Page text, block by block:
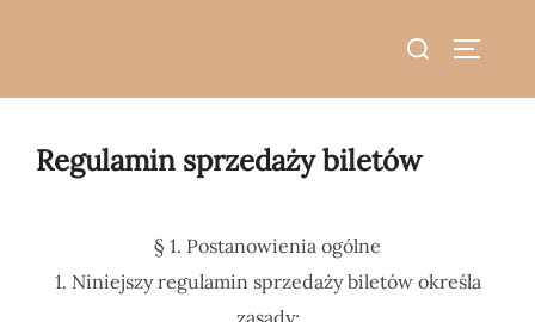
Search
Regulamin sprzedaży biletów
§ 1. Postanowienia ogólne
1. Niniejszy regulamin sprzedaży biletów określa
zasady: